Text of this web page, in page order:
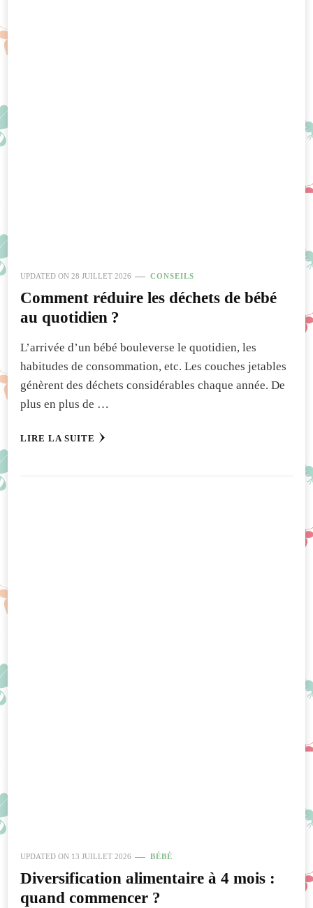
UPDATED ON 28 JUILLET 2026 CONSEILS
Comment réduire les déchets de bébé
au quotidien ?
L’arrivée d’un bébé bouleverse le quotidien, les
habitudes de consommation, etc. Les couches jetables
génèrent des déchets considérables chaque année. De
plus en plus de …
LIRE LA SUITE
UPDATED ON 13 JUILLET 2026 BÉBÉ
Diversification alimentaire à 4 mois :
quand commencer ?